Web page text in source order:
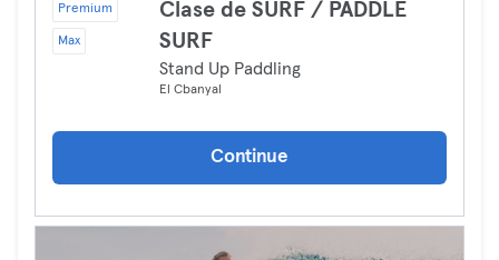
Premium
Max
Clase de SURF / PADDLE
SURF
Stand Up Paddling
El Cbanyal
Continue